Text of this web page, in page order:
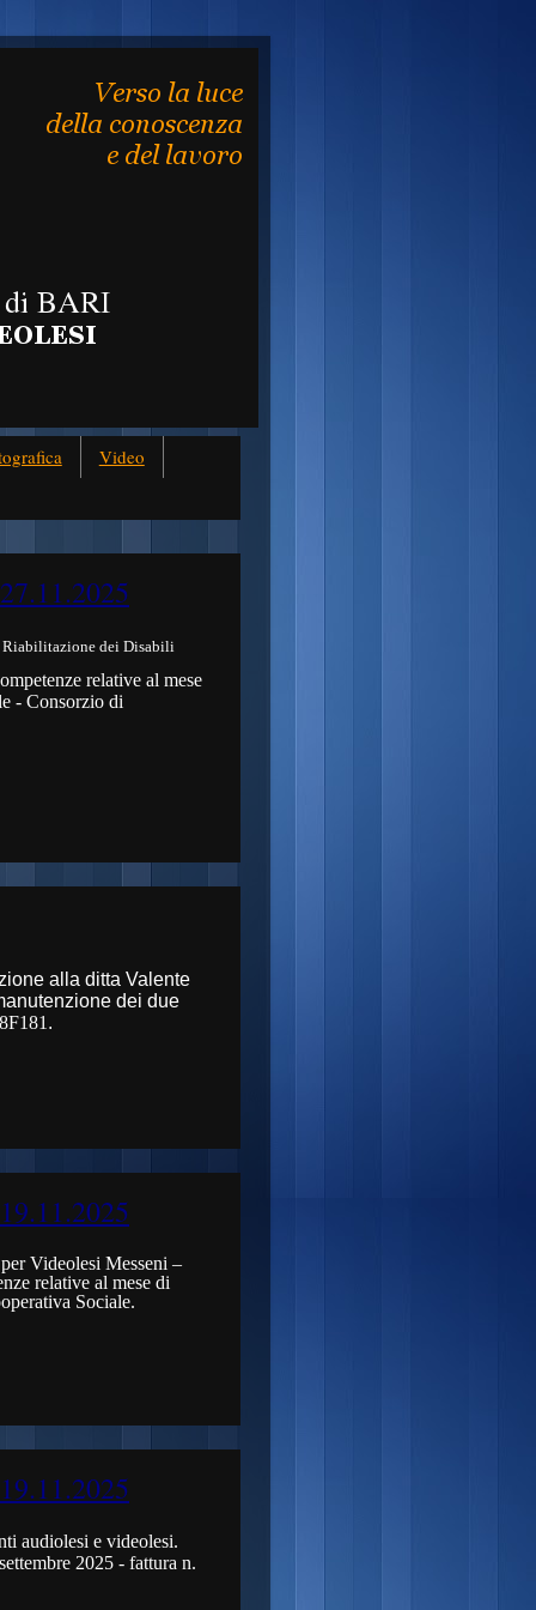
Video
Riabilitazione dei Disabili
relative al mese
- Consorzio di
alla ditta Valente
dei due
.
Videolesi Messeni –
relative al mese di
Sociale.
audiolesi e videolesi.
2025 - fattura n.